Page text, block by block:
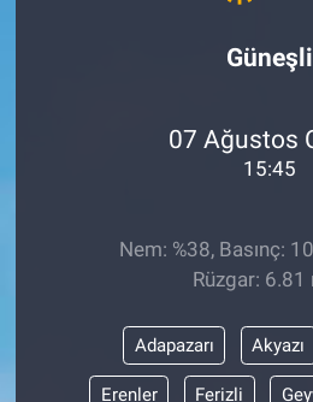
Güneşli
07 Ağustos
15:45
Nem: %38, Basınç:
Rüzgar:
Adapazarı Akyazı
Erenler Ferizli